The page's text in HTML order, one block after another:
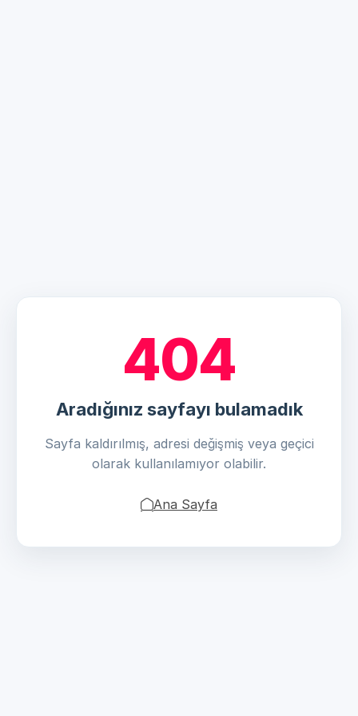
404
Aradığınız sayfayı bulamadık
Sayfa kaldırılmış, adresi değişmiş veya geçici
olarak kullanılamıyor olabilir.
Ana Sayfa